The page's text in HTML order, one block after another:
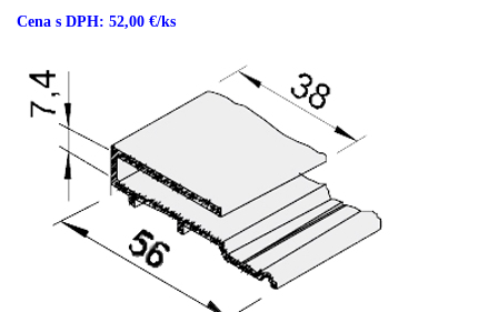
Cena s DPH: 52,00 €/ks